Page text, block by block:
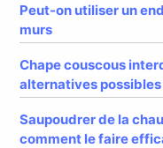
Peut-on utiliser un
murs
Chape couscous
alternatives possibles
Saupoudrer de la
comment le faire